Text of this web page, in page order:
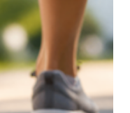
의 발에는 그 ‘폭신함’이
이, 아이에게는 발의 감각